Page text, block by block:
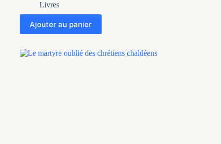
Livres
Ajouter au panier